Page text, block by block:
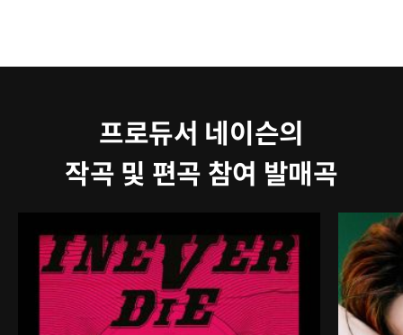
프로듀서 네이슨의
작곡 및 편곡 참여 발매곡